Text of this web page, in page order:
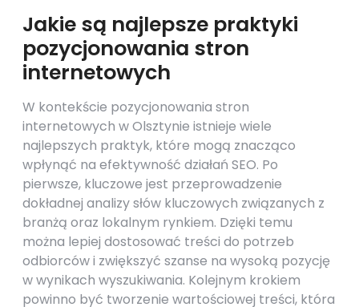
Jakie są najlepsze praktyki
pozycjonowania stron
internetowych
W kontekście pozycjonowania stron
internetowych w Olsztynie istnieje wiele
najlepszych praktyk, które mogą znacząco
wpłynąć na efektywność działań SEO. Po
pierwsze, kluczowe jest przeprowadzenie
dokładnej analizy słów kluczowych związanych z
branżą oraz lokalnym rynkiem. Dzięki temu
można lepiej dostosować treści do potrzeb
odbiorców i zwiększyć szanse na wysoką pozycję
w wynikach wyszukiwania. Kolejnym krokiem
powinno być tworzenie wartościowej treści, która